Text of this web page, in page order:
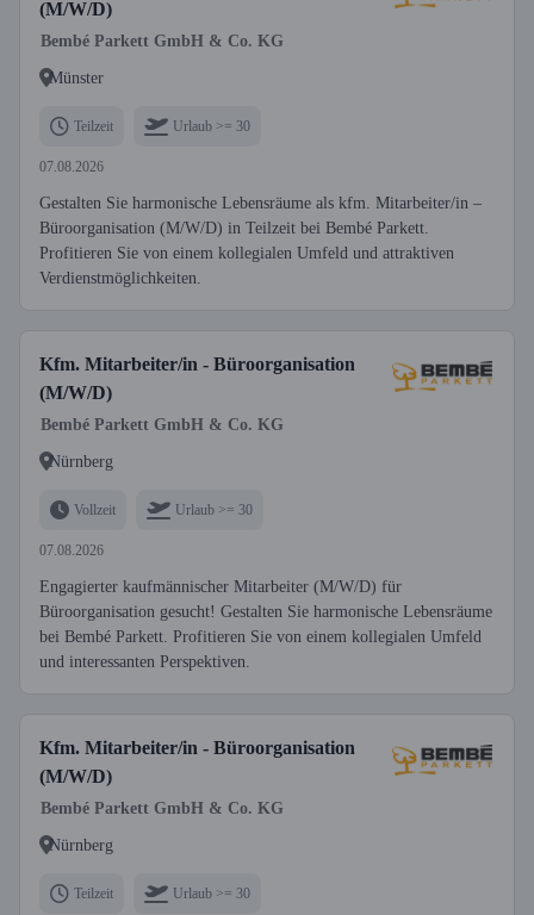
(M/W/D)
Bembé Parkett GmbH & Co. KG
Münster
Teilzeit Urlaub >= 30
07.08.2026
Gestalten Sie harmonische Lebensräume als kfm. Mitarbeiter/in –
Büroorganisation (M/W/D) in Teilzeit bei Bembé Parkett.
Profitieren Sie von einem kollegialen Umfeld und attraktiven
Verdienstmöglichkeiten.
Kfm. Mitarbeiter/in - Büroorganisation
(M/W/D)
Bembé Parkett GmbH & Co. KG
Nürnberg
Vollzeit Urlaub >= 30
07.08.2026
Engagierter kaufmännischer Mitarbeiter (M/W/D) für
Büroorganisation gesucht! Gestalten Sie harmonische Lebensräume
bei Bembé Parkett. Profitieren Sie von einem kollegialen Umfeld
und interessanten Perspektiven.
Kfm. Mitarbeiter/in - Büroorganisation
(M/W/D)
Bembé Parkett GmbH & Co. KG
Nürnberg
Teilzeit Urlaub >= 30